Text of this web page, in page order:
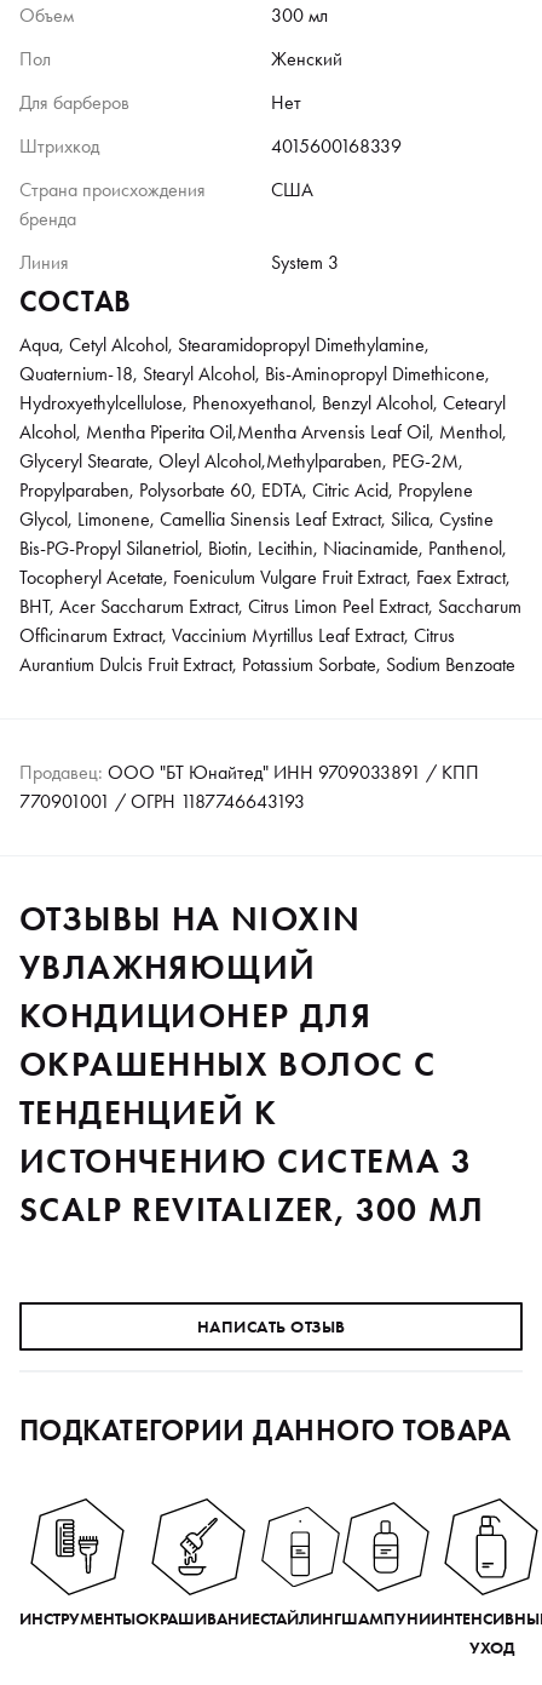
Объем
300 мл
Пол
Женский
Для барберов
Нет
Штрихкод
4015600168339
Страна происхождения
бренда
США
Линия System 3
СОСТАВ
Aqua, Cetyl Alcohol, Stearamidopropyl Dimethylamine,
Quaternium-18, Stearyl Alcohol, Bis-Aminopropyl Dimethicone,
Hydroxyethylcellulose, Phenoxyethanol, Benzyl Alcohol, Cetearyl
Alcohol, Mentha Piperita Oil,Mentha Arvensis Leaf Oil, Menthol,
Glyceryl Stearate, Oleyl Alcohol,Methylparaben, PEG-2M,
Propylparaben, Polysorbate 60, EDTA, Citric Acid, Propylene
Glycol, Limonene, Camellia Sinensis Leaf Extract, Silica, Cystine
Bis-PG-Propyl Silanetriol, Biotin, Lecithin, Niacinamide, Panthenol,
Tocopheryl Acetate, Foeniculum Vulgare Fruit Extract, Faex Extract,
BHT, Acer Saccharum Extract, Citrus Limon Peel Extract, Saccharum
Officinarum Extract, Vaccinium Myrtillus Leaf Extract, Citrus
Aurantium Dulcis Fruit Extract, Potassium Sorbate, Sodium Benzoate
Продавец: ООО "БТ Юнайтед" ИНН 9709033891 / КПП
770901001 / ОГРН 1187746643193
ОТЗЫВЫ НА NIOXIN
УВЛАЖНЯЮЩИЙ
КОНДИЦИОНЕР ДЛЯ
ОКРАШЕННЫХ ВОЛОС С
ТЕНДЕНЦИЕЙ К
ИСТОНЧЕНИЮ СИСТЕМА 3
SCALP REVITALIZER, 300 МЛ
НАПИСАТЬ ОТЗЫВ
ПОДКАТЕГОРИИ ДАННОГО ТОВАРА
ИНСТРУМЕНТЫОКРАШИВАНИЕСТАЙЛИНГШАМПУНИ
УХОД